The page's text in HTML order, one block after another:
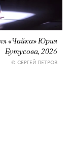
«Чайка» Юрия
Бутусова, 2026
© СЕРГЕЙ ПЕТРОВ